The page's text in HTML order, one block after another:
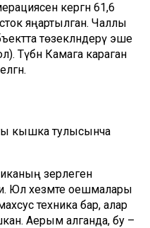
кергән 61,6
яңартылган. Чаллы
төзекләндерү эше
Түбән Камага караган
кышка тулысынча
әзерлеген
Юл хезмәте оешмалары
техника бар, алар
Аерым алганда, бу –